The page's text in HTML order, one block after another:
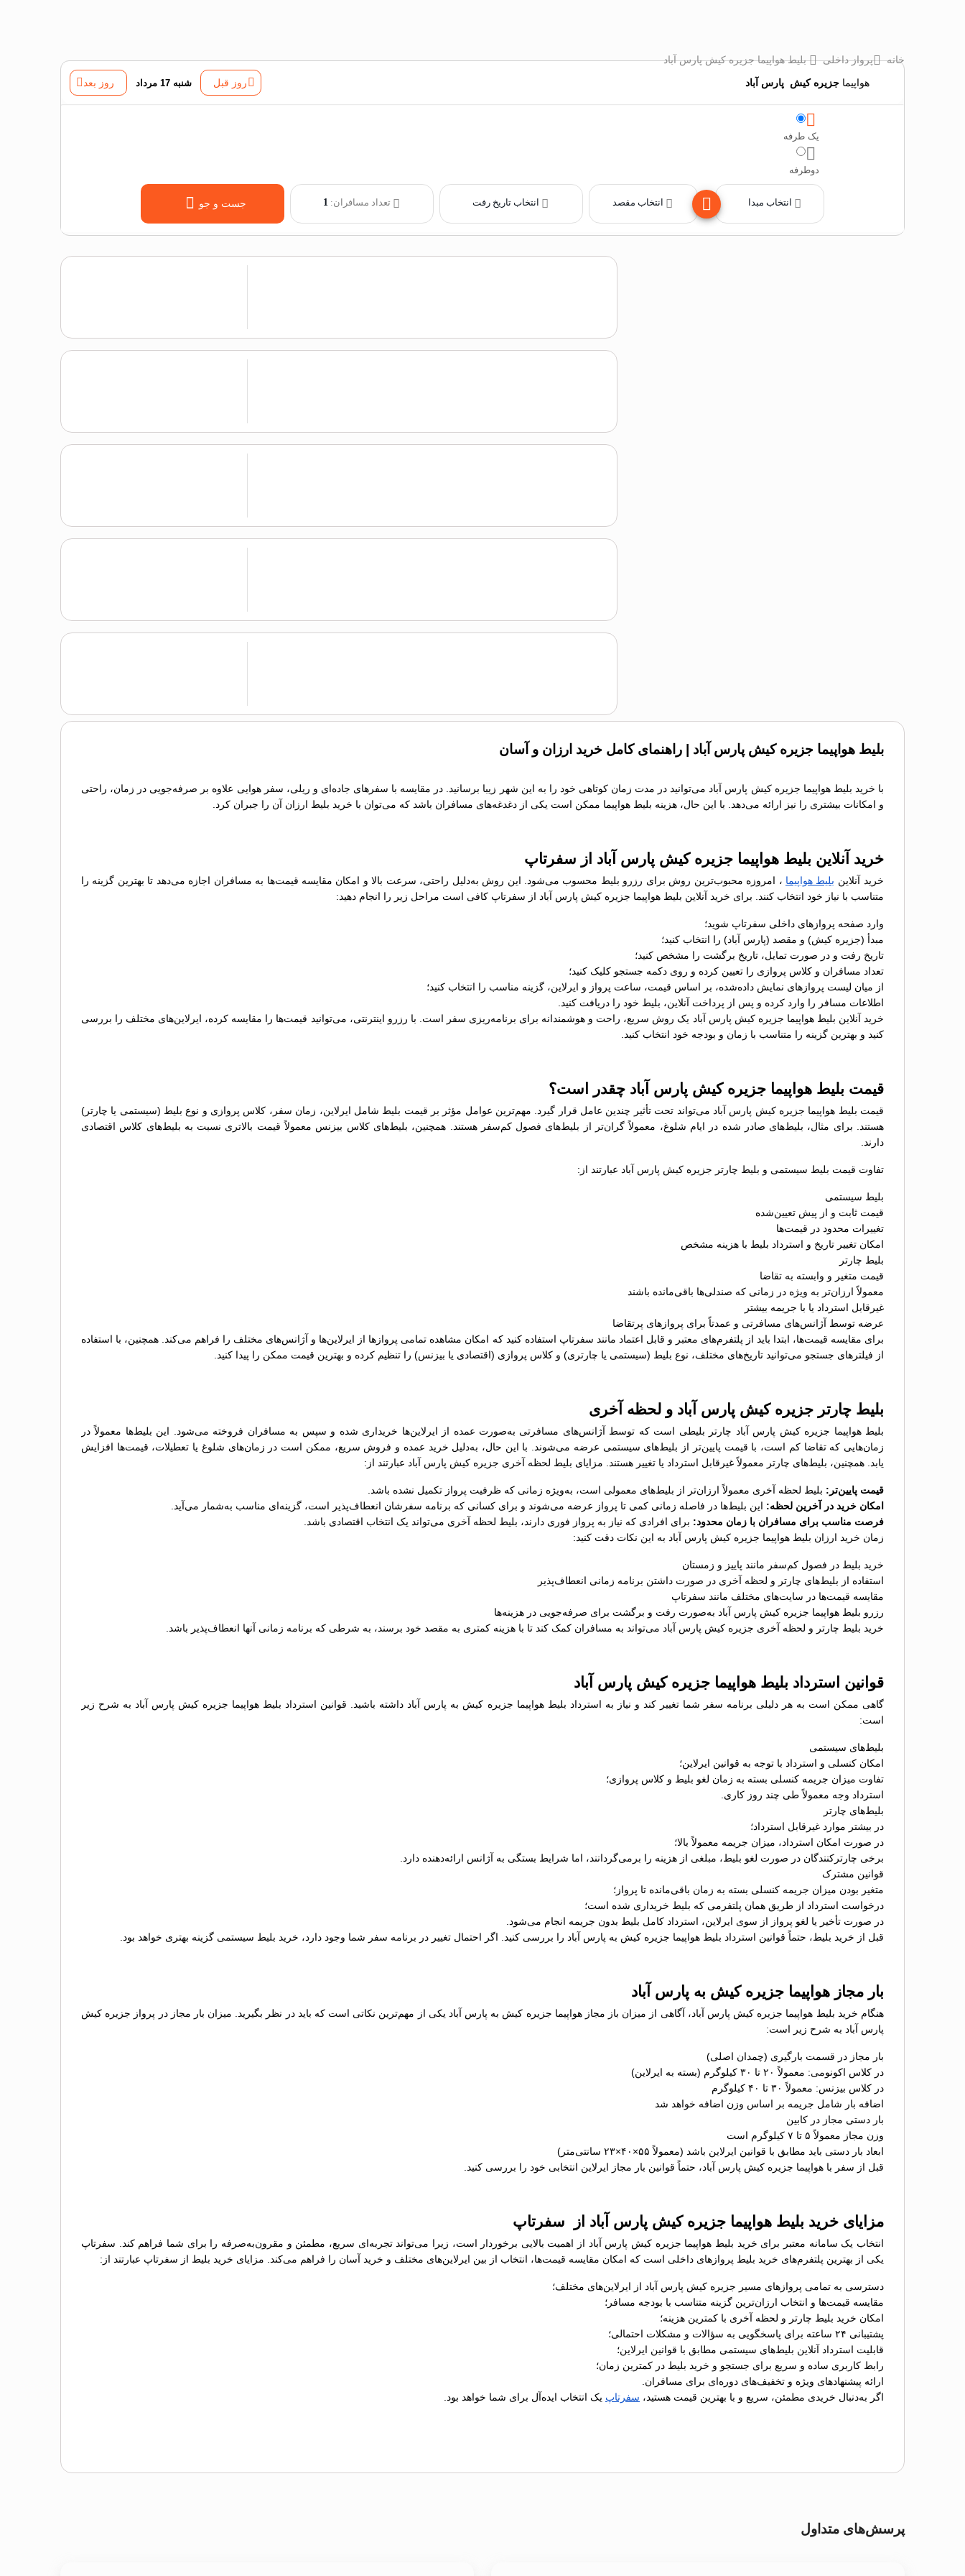
خانه پرواز داخلی
بلیط هواپیما جزیره کیش پارس آباد
هواپیما جزیره کیش پارس آباد روز قبل شنبه 17 مرداد روز بعد
یک طرفه
دوطرفه
انتخاب مبدا انتخاب مقصد تعداد مسافران:1 جست و جو
بلیط هواپیما جزیره کیش پارس آباد | راهنمای کامل خرید ارزان و آسان
با خرید بلیط هواپیما جزیره کیش پارس آباد می‌توانید در مدت زمان کوتاهی خود را به این شهر زیبا برسانید. در مقایسه با سفرهای جاده‌ای و ریلی، سفر هوایی علاوه بر صرفه‌جویی در زمان، راحتی
و امکانات بیشتری را نیز ارائه می‌دهد. با این حال، هزینه بلیط هواپیما ممکن است یکی از دغدغه‌های مسافران باشد که می‌توان با خرید بلیط ارزان آن را جبران کرد.
خرید آنلاین بلیط هواپیما جزیره کیش پارس آباد از سفرتاپ
خرید آنلاین بلیط هواپیما ، امروزه محبوب‌ترین روش برای رزرو بلیط محسوب می‌شود. این روش به‌دلیل راحتی، سرعت بالا و امکان مقایسه قیمت‌ها به مسافران اجازه می‌دهد تا بهترین گزینه را
متناسب با نیاز خود انتخاب کنند. برای خرید آنلاین بلیط هواپیما جزیره کیش پارس آباد از سفرتاپ کافی است مراحل زیر را انجام دهید:
وارد صفحه پروازهای داخلی سفرتاپ شوید؛
مبدأ (جزیره کیش) و مقصد (پارس آباد) را انتخاب کنید؛
تاریخ رفت و در صورت تمایل، تاریخ برگشت را مشخص کنید؛
تعداد مسافران و کلاس پروازی را تعیین کرده و روی دکمه جستجو کلیک کنید؛
از میان لیست پروازهای نمایش داده‌شده، بر اساس قیمت، ساعت پرواز و ایرلاین، گزینه مناسب را انتخاب کنید؛
اطلاعات مسافر را وارد کرده و پس از پرداخت آنلاین، بلیط خود را دریافت کنید.
خرید آنلاین بلیط هواپیما جزیره کیش پارس آباد یک روش سریع، راحت و هوشمندانه برای برنامه‌ریزی سفر است. با رزرو اینترنتی، می‌توانید قیمت‌ها را مقایسه کرده، ایرلاین‌های مختلف را بررسی
کنید و بهترین گزینه را متناسب با زمان و بودجه خود انتخاب کنید.
قیمت بلیط هواپیما جزیره کیش پارس آباد چقدر است؟
قیمت بلیط هواپیما جزیره کیش پارس آباد می‌تواند تحت تأثیر چندین عامل قرار گیرد. مهم‌ترین عوامل مؤثر بر قیمت بلیط شامل ایرلاین، زمان سفر، کلاس پروازی و نوع بلیط (سیستمی یا چارتر)
هستند. برای مثال، بلیط‌های صادر شده در ایام شلوغ، معمولاً گران‌تر از بلیط‌های فصول کم‌سفر هستند. همچنین، بلیط‌های کلاس بیزنس معمولاً قیمت بالاتری نسبت به بلیط‌های کلاس اقتصادی
دارند.
تفاوت قیمت بلیط سیستمی و بلیط چارتر جزیره کیش پارس آباد عبارتند از:
بلیط سیستمی
قیمت ثابت و از پیش تعیین‌شده
تغییرات محدود در قیمت‌ها
امکان تغییر تاریخ و استرداد بلیط با هزینه مشخص
بلیط چارتر
قیمت متغیر و وابسته به تقاضا
معمولاً ارزان‌تر به ویژه در زمانی که صندلی‌ها باقی‌مانده باشند
غیرقابل استرداد یا با جریمه بیشتر
عرضه توسط آژانس‌های مسافرتی و عمدتاً برای پروازهای پرتقاضا
برای مقایسه قیمت‌ها، ابتدا باید از پلتفرم‌های معتبر و قابل اعتماد مانند سفرتاپ استفاده کنید که امکان مشاهده تمامی پروازها از ایرلاین‌ها و آژانس‌های مختلف را فراهم می‌کند. همچنین، با استفاده
از فیلترهای جستجو می‌توانید تاریخ‌های مختلف، نوع بلیط (سیستمی یا چارتری) و کلاس پروازی (اقتصادی یا بیزنس) را تنظیم کرده و بهترین قیمت ممکن را پیدا کنید.
بلیط چارتر جزیره کیش پارس آباد و لحظه آخری
بلیط هواپیما جزیره کیش پارس آباد چارتر بلیطی است که توسط آژانس‌های مسافرتی به‌صورت عمده از ایرلاین‌ها خریداری شده و سپس به مسافران فروخته می‌شود. این بلیط‌ها معمولاً در
زمان‌هایی که تقاضا کم است، با قیمت پایین‌تر از بلیط‌های سیستمی عرضه می‌شوند. با این حال، به‌دلیل خرید عمده و فروش سریع، ممکن است در زمان‌های شلوغ یا تعطیلات، قیمت‌ها افزایش
یابد. همچنین، بلیط‌های چارتر معمولاً غیرقابل استرداد یا تغییر هستند. مزایای بلیط لحظه آخری جزیره کیش پارس آباد عبارتند از:
قیمت پایین‌تر: بلیط لحظه آخری معمولاً ارزان‌تر از بلیط‌های معمولی است، به‌ویژه زمانی که ظرفیت پرواز تکمیل نشده باشد.
امکان خرید در آخرین لحظه: این بلیط‌ها در فاصله زمانی کمی تا پرواز عرضه می‌شوند و برای کسانی که برنامه سفرشان انعطاف‌پذیر است، گزینه‌ای مناسب به‌شمار می‌آید.
فرصت مناسب برای مسافران با زمان محدود: برای افرادی که نیاز به پرواز فوری دارند، بلیط لحظه آخری می‌تواند یک انتخاب اقتصادی باشد.
زمان خرید ارزان بلیط هواپیما جزیره کیش پارس آباد به این نکات دقت کنید:
خرید بلیط در فصول کم‌سفر مانند پاییز و زمستان
استفاده از بلیط‌های چارتر و لحظه آخری در صورت داشتن برنامه زمانی انعطاف‌پذیر
مقایسه قیمت‌ها در سایت‌های مختلف مانند سفرتاپ
رزرو بلیط هواپیما جزیره کیش پارس آباد به‌صورت رفت و برگشت برای صرفه‌جویی در هزینه‌ها
خرید بلیط چارتر و لحظه آخری جزیره کیش پارس آباد می‌تواند به مسافران کمک کند تا با هزینه کمتری به مقصد خود برسند، به شرطی که برنامه زمانی آنها انعطاف‌پذیر باشد.
قوانین استرداد بلیط هواپیما جزیره کیش پارس آباد
گاهی ممکن است به هر دلیلی برنامه سفر شما تغییر کند و نیاز به استرداد بلیط هواپیما جزیره کیش به پارس آباد داشته باشید. قوانین استرداد بلیط هواپیما جزیره کیش پارس آباد به شرح زیر
است:
بلیط‌های سیستمی
امکان کنسلی و استرداد با توجه به قوانین ایرلاین؛
تفاوت میزان جریمه کنسلی بسته به زمان لغو بلیط و کلاس پروازی؛
استرداد وجه معمولاً طی چند روز کاری.
بلیط‌های چارتر
در بیشتر موارد غیرقابل استرداد؛
در صورت امکان استرداد، میزان جریمه معمولاً بالا؛
برخی چارترکنندگان در صورت لغو بلیط، مبلغی از هزینه را برمی‌گردانند، اما شرایط بستگی به آژانس ارائه‌دهنده دارد.
قوانین مشترک
متغیر بودن میزان جریمه کنسلی بسته به زمان باقی‌مانده تا پرواز؛
درخواست استرداد از طریق همان پلتفرمی که بلیط خریداری شده است؛
در صورت تأخیر یا لغو پرواز از سوی ایرلاین، استرداد کامل بلیط بدون جریمه انجام می‌شود.
قبل از خرید بلیط، حتماً قوانین استرداد بلیط هواپیما جزیره کیش به پارس آباد را بررسی کنید. اگر احتمال تغییر در برنامه سفر شما وجود دارد، خرید بلیط سیستمی گزینه بهتری خواهد بود.
بار مجاز هواپیما جزیره کیش به پارس آباد
هنگام خرید بلیط هواپیما جزیره کیش پارس آباد، آگاهی از میزان باز مجاز هواپیما جزیره کیش به پارس آباد یکی از مهم‌ترین نکاتی است که باید در نظر بگیرید. میزان بار مجاز در پرواز جزیره کیش
پارس آباد به شرح زیر است:
بار مجاز در قسمت بارگیری (چمدان اصلی)
در کلاس اکونومی: معمولاً ۲۰ تا ۳۰ کیلوگرم (بسته به ایرلاین)
در کلاس بیزنس: معمولاً ۳۰ تا ۴۰ کیلوگرم
اضافه بار شامل جریمه بر اساس وزن اضافه خواهد شد
بار دستی مجاز در کابین
وزن مجاز معمولاً ۵ تا ۷ کیلوگرم است
ابعاد بار دستی باید مطابق با قوانین ایرلاین باشد (معمولاً ۵۵×۴۰×۲۳ سانتی‌متر)
قبل از سفر با هواپیما جزیره کیش پارس آباد، حتماً قوانین بار مجاز ایرلاین انتخابی خود را بررسی کنید.
مزایای خرید بلیط هواپیما جزیره کیش پارس آباد از سفرتاپ
انتخاب یک سامانه معتبر برای خرید بلیط هواپیما جزیره کیش پارس آباد از اهمیت بالایی برخوردار است، زیرا می‌تواند تجربه‌ای سریع، مطمئن و مقرون‌به‌صرفه را برای شما فراهم کند. سفرتاپ
یکی از بهترین پلتفرم‌های خرید بلیط پروازهای داخلی است که امکان مقایسه قیمت‌ها، انتخاب از بین ایرلاین‌های مختلف و خرید آسان را فراهم می‌کند. مزایای خرید بلیط از سفرتاپ عبارتند از:
دسترسی به تمامی پروازهای مسیر جزیره کیش پارس آباد از ایرلاین‌های مختلف؛
مقایسه قیمت‌ها و انتخاب ارزان‌ترین گزینه متناسب با بودجه مسافر؛
امکان خرید بلیط چارتر و لحظه آخری با کمترین هزینه؛
پشتیبانی ۲۴ ساعته برای پاسخگویی به سؤالات و مشکلات احتمالی؛
قابلیت استرداد آنلاین بلیط‌های سیستمی مطابق با قوانین ایرلاین؛
رابط کاربری ساده و سریع برای جستجو و خرید بلیط در کمترین زمان؛
ارائه پیشنهادهای ویژه و تخفیف‌های دوره‌ای برای مسافران.
اگر به‌دنبال خریدی مطمئن، سریع و با بهترین قیمت هستید، سفرتاپ یک انتخاب ایده‌آل برای شما خواهد بود.
پرسش‌های متداول